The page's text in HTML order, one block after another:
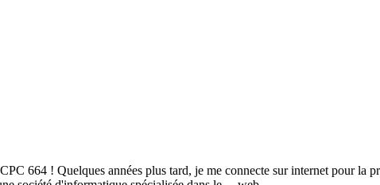
664 ! Quelques années plus tard, je me connecte sur internet pour